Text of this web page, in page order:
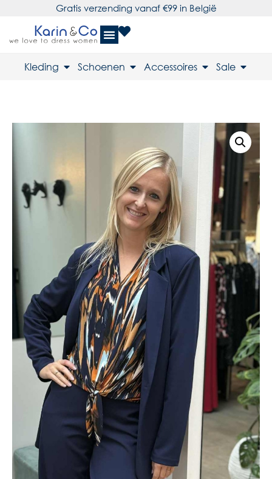
Gratis verzending vanaf €99 in België
Kleding Schoenen Accessoires Sale